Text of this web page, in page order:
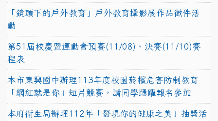
「鏡頭下的戶外教育」戶外教育攝影展作品徵件活
動
第51屆校慶暨運動會預賽(11/08)、決賽(11/10)賽
程表
本市東興國中辦理113年度校園菸檳危害防制教育
「網紅就是你」短片競賽，請同學踴躍報名參加
本府衛生局辦理112年「發現你的健康之美」抽獎活